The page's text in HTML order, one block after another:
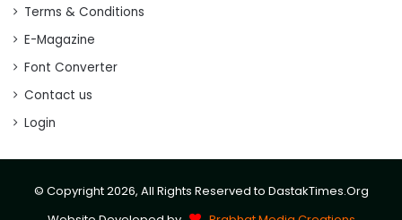
Terms & Conditions
E-Magazine
Font Converter
Contact us
Login
© Copyright 2026, All Rights Reserved to DastakTimes.Org